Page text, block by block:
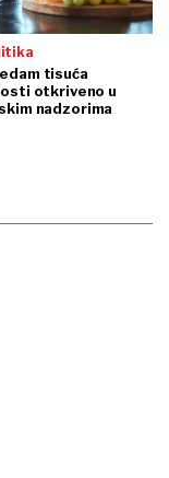
tisuća
otkriveno u
nadzorima